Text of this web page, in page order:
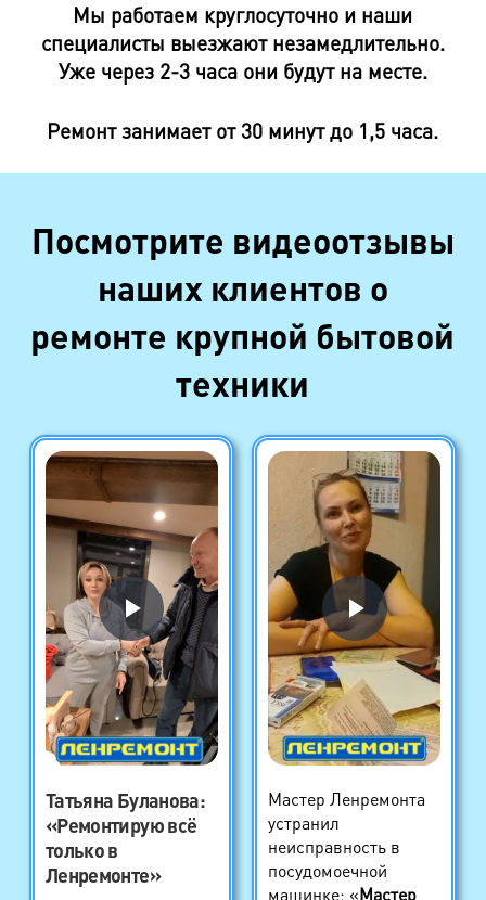
Мы работаем круглосуточно и наши
специалисты выезжают незамедлительно.
Уже через 2-3 часа они будут на месте.
Ремонт занимает от 30 минут до 1,5 часа.
Посмотрите видеоотзывы
наших клиентов о
ремонте крупной бытовой
техники
Татьяна Буланова:
«Ремонтирую всё
только в
Ленремонте»
Мастер Ленремонта
устранил
неисправность в
посудомоечной
машинке: «Мастер